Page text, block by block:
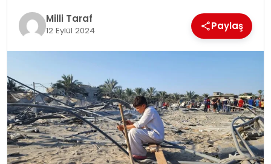
Milli Taraf
12 Eylül 2024 Paylaş